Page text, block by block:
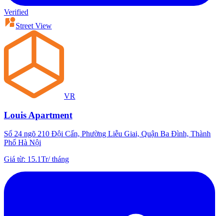
Verified
Street View
VR
Louis Apartment
Số 24 ngõ 210 Đội Cấn, Phường Liễu Giai, Quận Ba Đình, Thành
Phố Hà Nội
Giá từ: 15.1Tr/tháng